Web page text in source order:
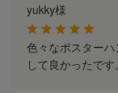
yukky様
色々なポスター
して良かったで